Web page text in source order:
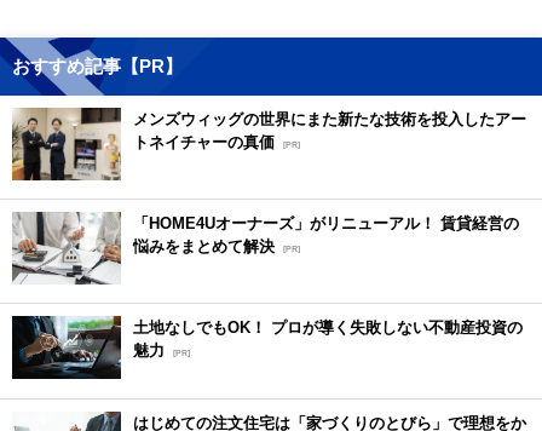
おすすめ記事【PR】
メンズウィッグの世界にまた新たな技術を投入したアー
トネイチャーの真価 [PR]
「HOME4Uオーナーズ」がリニューアル！ 賃貸経営の
悩みをまとめて解決 [PR]
土地なしでもOK！ プロが導く失敗しない不動産投資の
魅力
[PR]
はじめての注文住宅は「家づくりのとびら」で理想をか